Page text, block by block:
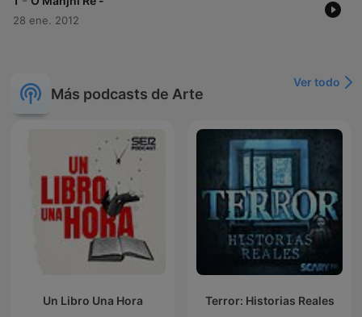
28 ene. 2012
Más podcasts de Arte
Ver todo
Un Libro Una Hora Terror: Historias Reales